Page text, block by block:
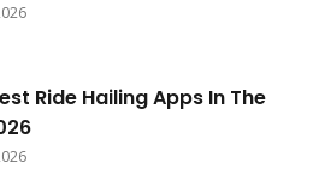
Ride Hailing Apps In The